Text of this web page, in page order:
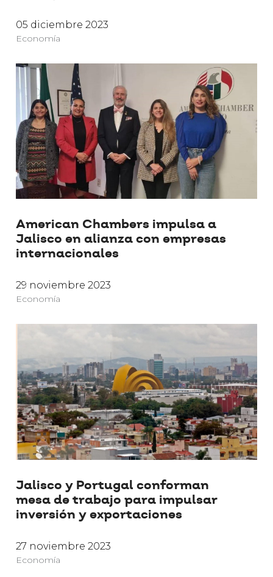
05 diciembre 2023
Economía
American Chambers impulsa a
Jalisco en alianza con empresas
internacionales
29 noviembre 2023
Economía
Jalisco y Portugal conforman
mesa de trabajo para impulsar
inversión y exportaciones
27 noviembre 2023
Economía